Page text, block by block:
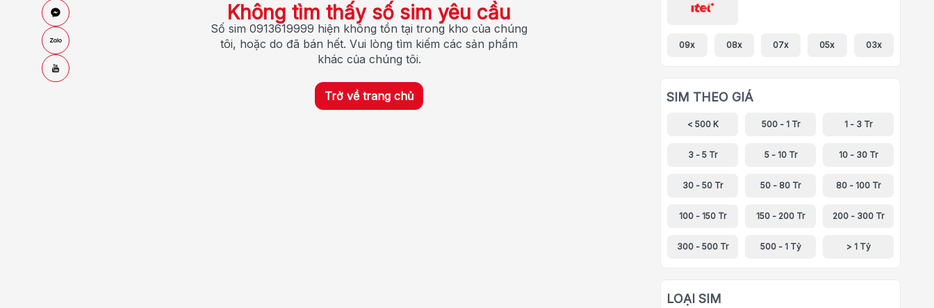
Không tìm thấy số sim yêu cầu
Số sim 0913619999 hiện không tồn tại trong kho của chúng
tôi, hoặc do đã bán hết. Vui lòng tìm kiếm các sản phẩm
khác của chúng tôi.
Trở về trang chủ
09x 08x 07x 05x 03x
SIM THEO GIÁ
< 500 K 500 - 1 Tr 1 - 3 Tr
3 - 5 Tr 5 - 10 Tr 10 - 30 Tr
30 - 50 Tr 50 - 80 Tr 80 - 100 Tr
100 - 150 Tr 150 - 200 Tr 200 - 300 Tr
300 - 500 Tr 500 - 1 Tỷ > 1 Tỷ
LOẠI SIM